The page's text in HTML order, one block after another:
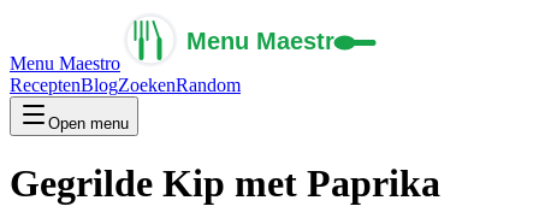
Menu Maestro
ReceptenBlogZoekenRandom
Open menu
Gegrilde Kip met Paprika